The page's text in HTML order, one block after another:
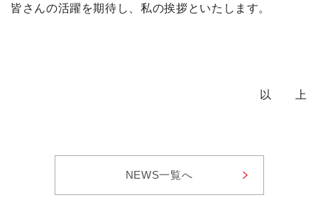
皆さんの活躍を期待し、私の挨拶といたします。
以 上
NEWS⼀覧へ